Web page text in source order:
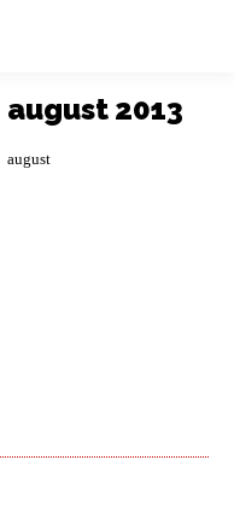
august 2013
august